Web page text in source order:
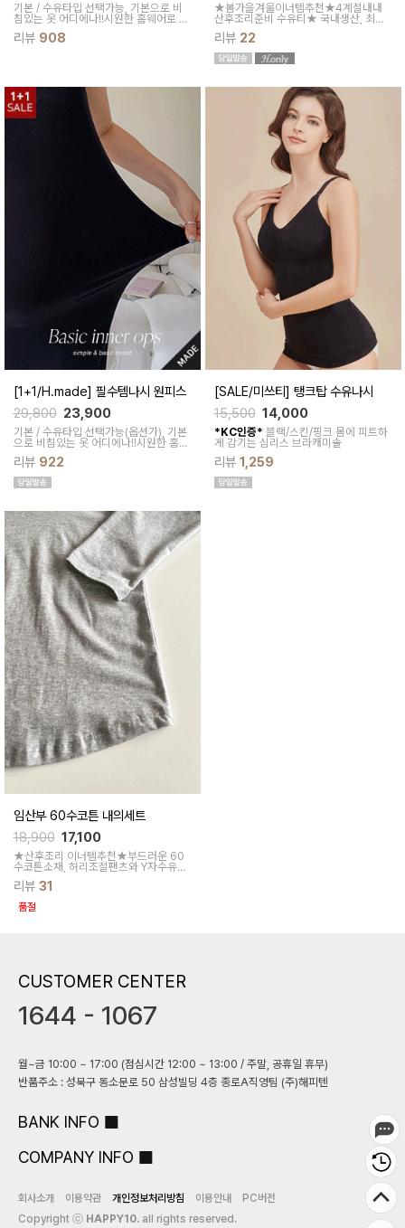
기본 / 수유타입 선택가능, 기본으로 비
침있는 옷 어디에나!!시원한 홈웨어로 입
어도 너무 좋구요여름내내 어떤 옷이던
편하게 받쳐 좋아요~
리뷰 908
★봄가을겨울이너템추천★4계절내내
산후조리준비 수유티★ 국내생산, 최상
의 텐셀소재! 거슬림 하나도 없는 극강의
부드러움! 내장캡으로 하나만 입고 있기
에 좋아요.
리뷰 22
[1+1/H.made] 필수템나시 원피스
29,800 23,900
기본 / 수유타입 선택가능(옵션가), 기본
으로 비침있는 옷 어디에나!!시원한 홈웨
어로 입어도 너무 좋구요여름내내 어떤
옷이던 편하게 받쳐 좋아요~
리뷰 922
[SALE/미쓰티] 탱크탑 수유나시
15,500 14,000
*KC인증* 블랙/스킨/핑크 몸에 피트하
게 감기는 심리스 브라캐미솔
리뷰 1,259
임산부 60수코튼 내의세트
18,900 17,100
★산후조리 이너템추천★부드러운 60
수코튼소재, 허리조절팬츠와 Y자수유구
상의SET, 출산전후 편안하게 입어요
리뷰 31
품절
CUSTOMER CENTER
1644 - 1067
월~금 10:00 ~ 17:00 (점심시간 12:00 ~ 13:00 / 주말, 공휴일 휴무)
반품주소 : 성북구 동소문로 50 삼성빌딩 4층 종로A직영팀 (주)해피텐
BANK INFO
COMPANY INFO
회사소개 이용약관 개인정보처리방침 이용안내
PC버전
Copyright ⓒ HAPPY10. all rights reserved.